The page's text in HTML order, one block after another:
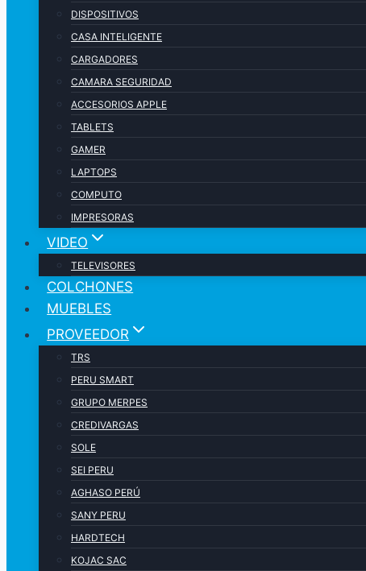
DISPOSITIVOS
CASA INTELIGENTE
CARGADORES
CAMARA SEGURIDAD
ACCESORIOS APPLE
TABLETS
GAMER
LAPTOPS
COMPUTO
IMPRESORAS
VIDEO
TELEVISORES
COLCHONES
MUEBLES
PROVEEDOR
TRS
PERU SMART
GRUPO MERPES
CREDIVARGAS
SOLE
SEI PERU
AGHASO PERÚ
SANY PERU
HARDTECH
KOJAC SAC